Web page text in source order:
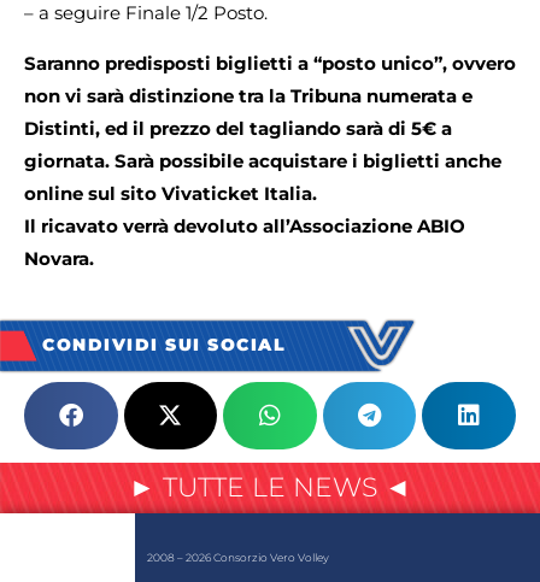
– a seguire Finale 1/2 Posto.
Saranno predisposti biglietti a “posto unico”, ovvero
non vi sarà distinzione tra la Tribuna numerata e
Distinti, ed il prezzo del tagliando sarà di 5€ a
giornata. Sarà possibile acquistare i biglietti anche
online sul sito Vivaticket Italia.
Il ricavato verrà devoluto all’Associazione ABIO
Novara.
CONDIVIDI SUI SOCIAL
► TUTTE LE NEWS ◄
2008 – 2026 Consorzio Vero Volley